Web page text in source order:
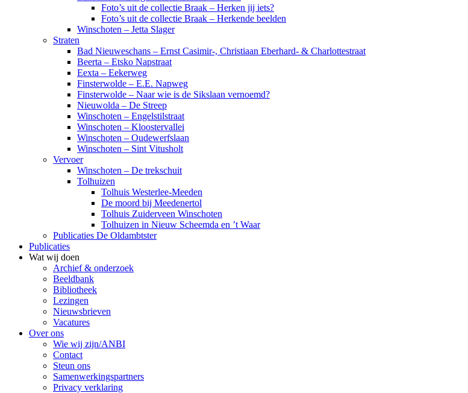
Foto’s uit de collectie Braak – Herken jij iets?
Foto’s uit de collectie Braak – Herkende beelden
Winschoten – Jetta Slager
Straten
Bad Nieuweschans – Ernst Casimir-, Christiaan Eberhard- & Charlottestraat
Beerta – Etsko Napstraat
Eexta – Eekerweg
Finsterwolde – E.E. Napweg
Finsterwolde – Naar wie is de Sikslaan vernoemd?
Nieuwolda – De Streep
Winschoten – Engelstilstraat
Winschoten – Kloostervallei
Winschoten – Oudewerfslaan
Winschoten – Sint Vitusholt
Vervoer
Winschoten – De trekschuit
Tolhuizen
Tolhuis Westerlee-Meeden
De moord bij Meedenertol
Tolhuis Zuiderveen Winschoten
Tolhuizen in Nieuw Scheemda en ’t Waar
Publicaties De Oldambtster
Publicaties
Wat wij doen
Archief & onderzoek
Beeldbank
Bibliotheek
Lezingen
Nieuwsbrieven
Vacatures
Over ons
Wie wij zijn/ANBI
Contact
Steun ons
Samenwerkingspartners
Privacy verklaring